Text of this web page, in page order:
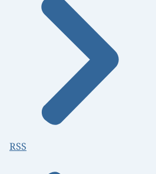
RSS